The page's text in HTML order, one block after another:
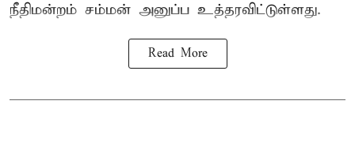
நீதிமன்றம் சம்மன் அனுப்ப உத்தரவிட்டுள்ளது.
Read More